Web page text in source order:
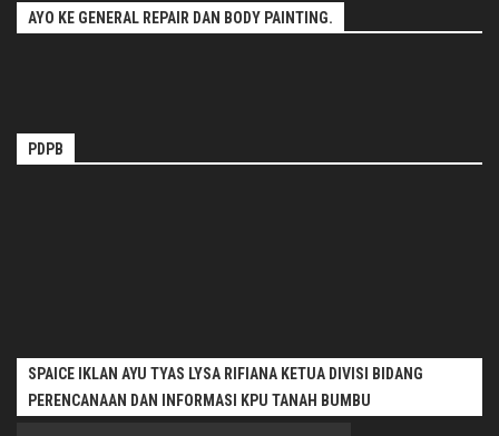
AYO KE GENERAL REPAIR DAN BODY PAINTING.
PDPB
SPAICE IKLAN AYU TYAS LYSA RIFIANA KETUA DIVISI BIDANG
PERENCANAAN DAN INFORMASI KPU TANAH BUMBU